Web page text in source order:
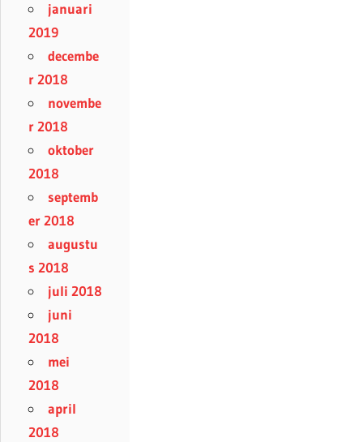
januari
2019
decembe
r 2018
novembe
r 2018
oktober
2018
septemb
er 2018
augustu
s 2018
juli 2018
juni
2018
mei
2018
april
2018